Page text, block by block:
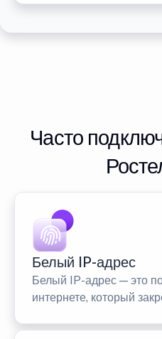
Часто
Белый IP-адрес
Белый IP-адрес — это
интернете, который